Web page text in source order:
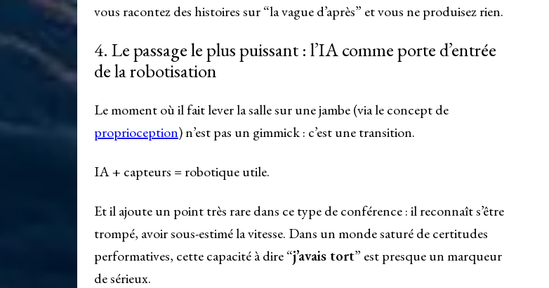
vous racontez des histoires sur “la vague d’après” et vous ne produisez rien.
4. Le passage le plus puissant : l’IA comme porte d’entrée
de la robotisation
Le moment où il fait lever la salle sur une jambe (via le concept de
proprioception) n’est pas un gimmick : c’est une transition.
IA + capteurs = robotique utile.
Et il ajoute un point très rare dans ce type de conférence : il reconnaît s’être
trompé, avoir sous-estimé la vitesse. Dans un monde saturé de certitudes
performatives, cette capacité à dire “j’avais tort” est presque un marqueur
de sérieux.